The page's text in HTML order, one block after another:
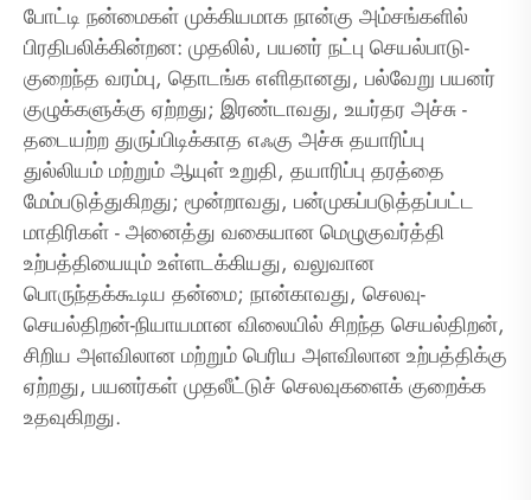
போட்டி நன்மைகள் முக்கியமாக நான்கு அம்சங்களில்
பிரதிபலிக்கின்றன: முதலில், பயனர் நட்பு செயல்பாடு-
குறைந்த வரம்பு, தொடங்க எளிதானது, பல்வேறு பயனர்
குழுக்களுக்கு ஏற்றது; இரண்டாவது, உயர்தர அச்சு -
தடையற்ற துருப்பிடிக்காத எஃகு அச்சு தயாரிப்பு
துல்லியம் மற்றும் ஆயுள் உறுதி, தயாரிப்பு தரத்தை
மேம்படுத்துகிறது; மூன்றாவது, பன்முகப்படுத்தப்பட்ட
மாதிரிகள் - அனைத்து வகையான மெழுகுவர்த்தி
உற்பத்தியையும் உள்ளடக்கியது, வலுவான
பொருந்தக்கூடிய தன்மை; நான்காவது, செலவு-
செயல்திறன்-நியாயமான விலையில் சிறந்த செயல்திறன்,
சிறிய அளவிலான மற்றும் பெரிய அளவிலான உற்பத்திக்கு
ஏற்றது, பயனர்கள் முதலீட்டுச் செலவுகளைக் குறைக்க
உதவுகிறது.